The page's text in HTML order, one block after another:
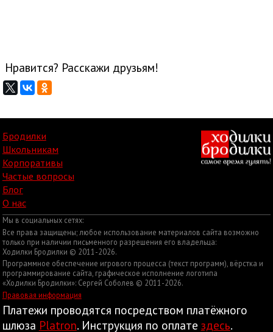
Нравится? Расскажи друзьям!
Бродилки
Школьникам
Корпоративы
Частые вопросы
Блог
О нас
Мы в социальных сетях:
Все права защищены; любое использование материалов сайта возможно
только при наличии письменного разрешения его владельца:
Ходилки Бродилки © 2011-2026.
Программное обеспечение игрового процесса (текст программ), вёрстка и
программирование сайта, графическое исполнение логотипа
«Ходилки Бродилки»: Сергей Соболев © 2011-2026.
Правовая информация
Платежи проводятся посредством платёжного
шлюза Platron. Инструкция по оплате здесь.